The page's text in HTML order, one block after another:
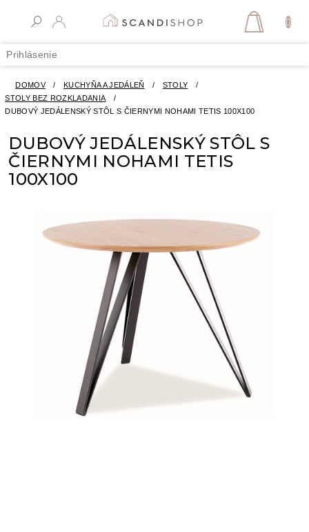
Prihlásenie
DOMOV / KUCHYŇA A JEDÁLEŇ / STOLY
/
STOLY BEZ ROZKLADANIA
/
DUBOVÝ JEDÁLENSKÝ STÔL S ČIERNYMI NOHAMI TETIS 100X100
DUBOVÝ JEDÁLENSKÝ STÔL S
ČIERNYMI NOHAMI TETIS
100X100